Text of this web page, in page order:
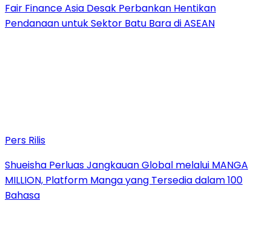
Fair Finance Asia Desak Perbankan Hentikan
Pendanaan untuk Sektor Batu Bara di ASEAN
Pers Rilis
Shueisha Perluas Jangkauan Global melalui MANGA
MILLION, Platform Manga yang Tersedia dalam 100
Bahasa